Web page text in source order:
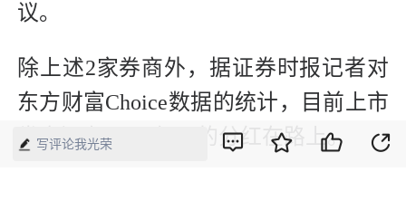
议。
除上述2家券商外，据证券时报记者对
东方财富Choice数据的统计，目前上市
券商还有74.24亿元的分红在路上。
写评论我光荣